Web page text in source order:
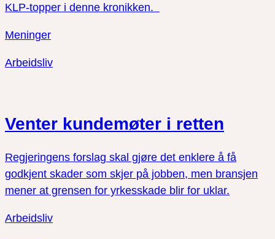
KLP-topper i denne kronikken.
Meninger
Arbeidsliv
Venter kundemøter i retten
Regjeringens forslag skal gjøre det enklere å få
godkjent skader som skjer på jobben, men bransjen
mener at grensen for yrkesskade blir for uklar.
Arbeidsliv